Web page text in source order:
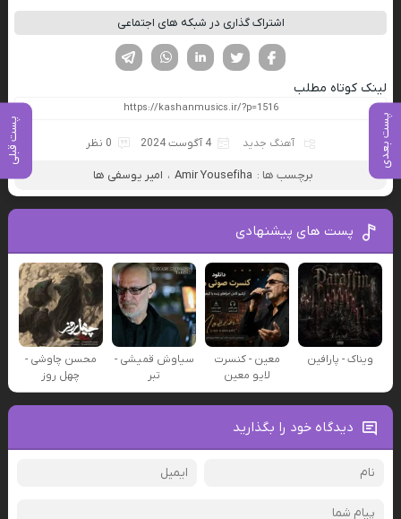
پست بعدی پست قبلی
اشتراک گذاری در شبکه های اجتماعی
لینکدین تویتر
فیسوک
لینک کوتاه مطلب
آهنگ جدید 4 آگوست 2024 0 نظر
برچسب ها : Amir Yousefiha ، امیر یوسفی ها
پست های پیشنهادی
ویناک - پارافین
معین - کنسرت
لایو معین
سیاوش قمیشی -
تبر
محسن چاوشی -
چهل روز
دیدگاه خود را بگذارید